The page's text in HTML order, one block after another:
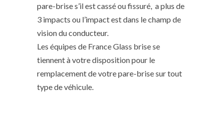
pare-brise s’il est cassé ou fissuré, a plus de
3 impacts ou l’impact est dans le champ de
vision du conducteur.
Les équipes de France Glass brise se
tiennent à votre disposition pour le
remplacement de votre pare-brise sur tout
type de véhicule.